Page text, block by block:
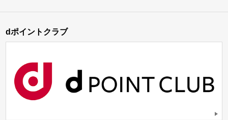
dポイントクラブ